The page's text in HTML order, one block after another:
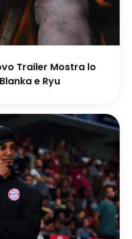
Trailer Mostra lo
e Ryu